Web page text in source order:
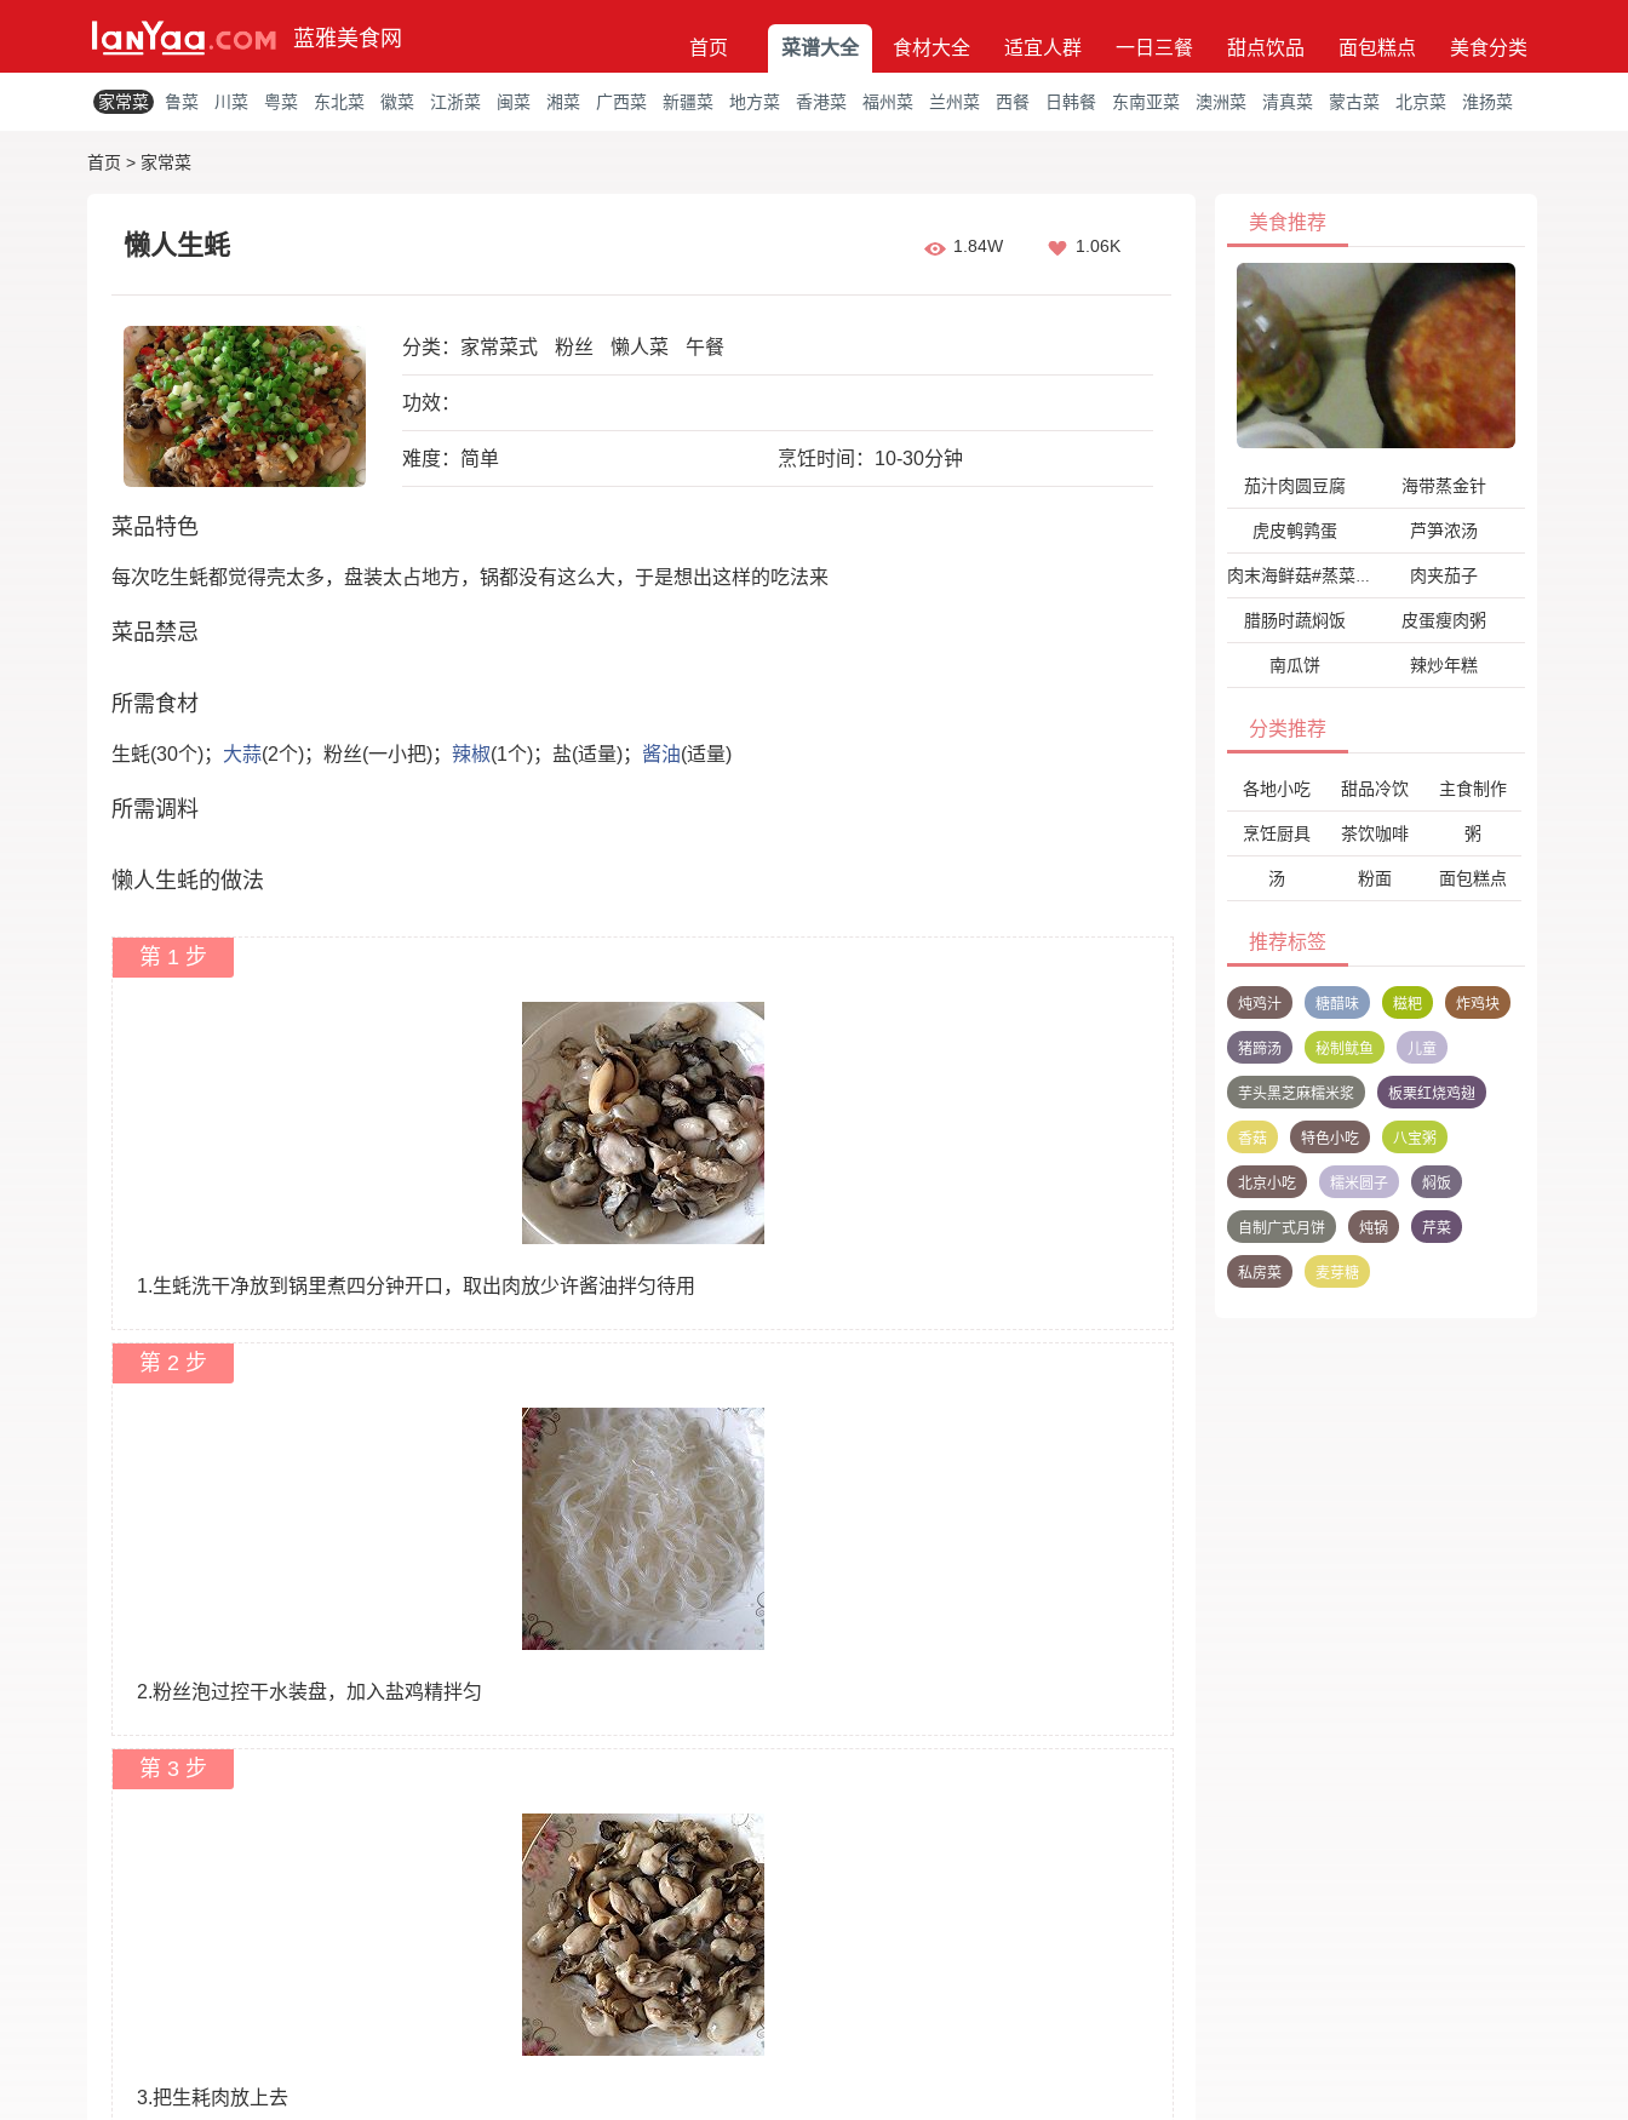
蓝雅美食网 首页 菜谱大全 食材大全 适宜人群 一日三餐 甜点饮品 面包糕点 美食分类
家常菜 鲁菜 川菜 粤菜 东北菜 徽菜 江浙菜 闽菜 湘菜 广西菜 新疆菜 地方菜 香港菜 福州菜 兰州菜 西餐 日韩餐 东南亚菜 澳洲菜 清真菜 蒙古菜 北京菜 淮扬菜
首页 > 家常菜
懒人生蚝 1.84W 1.06K
分类： 家常菜式 粉丝 懒人菜 午餐
功效：
难度：简单 烹饪时间：10-30分钟
菜品特色
每次吃生蚝都觉得壳太多，盘装太占地方，锅都没有这么大，于是想出这样的吃法来
菜品禁忌
所需食材
生蚝(30个)； 大蒜(2个)；粉丝(一小把)； 辣椒(1个)；盐(适量)； 酱油(适量)
所需调料
懒人生蚝的做法
第 1 步
1.生蚝洗干净放到锅里煮四分钟开口，取出肉放少许酱油拌匀待用
第 2 步
2.粉丝泡过控干水装盘，加入盐鸡精拌匀
第 3 步
3.把生耗肉放上去
美食推荐
茄汁肉圆豆腐 海带蒸金针
虎皮鹌鹑蛋 芦笋浓汤
肉末海鲜菇#蒸菜# 肉夹茄子
腊肠时蔬焖饭 皮蛋瘦肉粥
南瓜饼 辣炒年糕
分类推荐
各地小吃 甜品冷饮 主食制作
烹饪厨具 茶饮咖啡 粥
汤 粉面 面包糕点
推荐标签
炖鸡汁 糖醋味 糍粑 炸鸡块
猪蹄汤 秘制鱿鱼 儿童
芋头黑芝麻糯米浆 板栗红烧鸡翅
香菇 特色小吃 八宝粥
北京小吃 糯米圆子 焖饭
自制广式月饼 炖锅 芹菜
私房菜 麦芽糖